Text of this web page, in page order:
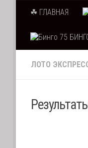
Skip to content
☘ ГЛАВНАЯ
ЛОТО